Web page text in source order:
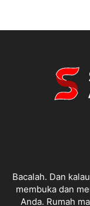
Bacalah. Dan
membuka dan
Anda. Rumah